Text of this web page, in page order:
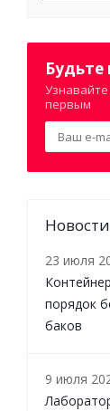
Будьте
Узнавайте
первым
Новости
23 июля
порядок
баков
9 июля